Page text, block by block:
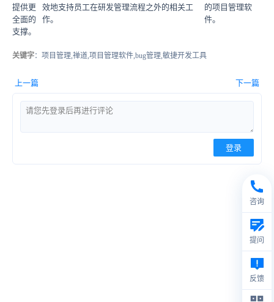
的项目管理软
件。
效地支持员工在研发管理流程之外的相关工
作。
提供更
全面的
支撑。
关键字：项目管理,禅道,项目管理软件,bug管理,敏捷开发工具
上一篇 下一篇
登录
咨询
提问
反馈